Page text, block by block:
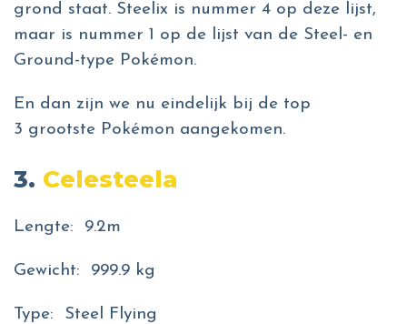
grond staat. Steelix is nummer 4 op deze lijst,
maar is nummer 1 op de lijst van de Steel- en
Ground-type Pokémon.
En dan zijn we nu eindelijk bij de top
3 grootste Pokémon aangekomen.
3. Celesteela
Lengte: 9.2m
Gewicht: 999.9 kg
Type: Steel Flying